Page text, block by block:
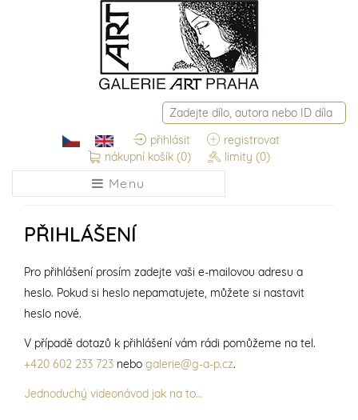
přihlásit
registrovat
nákupní košík (0) limity (0)
Menu
PŘIHLÁŠENÍ
Pro přihlášení prosím zadejte vaši e-mailovou adresu a
heslo. Pokud si heslo nepamatujete, můžete si nastavit
heslo nové.
V případě dotazů k přihlášení vám rádi pomůžeme na tel.
+420 602 233 723 nebo galerie@g-a-p.cz.
Jednoduchý videonávod jak na to...